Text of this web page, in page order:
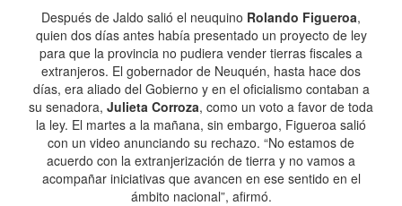
Después de Jaldo salió el neuquino Rolando Figueroa,
quien dos días antes había presentado un proyecto de ley
para que la provincia no pudiera vender tierras fiscales a
extranjeros. El gobernador de Neuquén, hasta hace dos
días, era aliado del Gobierno y en el oficialismo contaban a
su senadora, Julieta Corroza, como un voto a favor de toda
la ley. El martes a la mañana, sin embargo, Figueroa salió
con un video anunciando su rechazo. “No estamos de
acuerdo con la extranjerización de tierra y no vamos a
acompañar iniciativas que avancen en ese sentido en el
ámbito nacional”, afirmó.